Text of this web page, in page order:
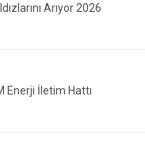
Arıyor 2026
Enerji İletim Hattı